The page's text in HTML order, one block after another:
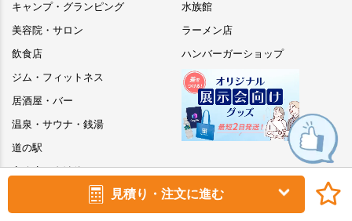
見積り・注文に進む
キャンプ・グランピング
美容院・サロン
飲食店
ジム・フィットネス
居酒屋・バー
温泉・サウナ・銭湯
道の駅
官公庁・自治体
水族館
ラーメン店
ハンバーガーショップ